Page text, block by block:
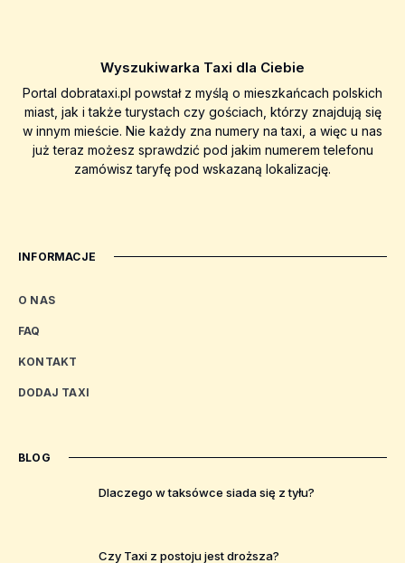
Wyszukiwarka Taxi dla Ciebie
Portal dobrataxi.pl powstał z myślą o mieszkańcach polskich
miast, jak i także turystach czy gościach, którzy znajdują się
w innym mieście. Nie każdy zna numery na taxi, a więc u nas
już teraz możesz sprawdzić pod jakim numerem telefonu
zamówisz taryfę pod wskazaną lokalizację.
INFORMACJE
O NAS
FAQ
KONTAKT
DODAJ TAXI
BLOG
Dlaczego w taksówce siada się z tyłu?
Czy Taxi z postoju jest droższa?